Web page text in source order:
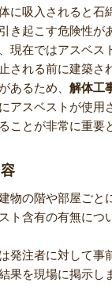
に吸入されると石
き起こす危険性が
現在ではアスベス
される前に建築さ
あるため、 解体工
アスベストが使用
ことが非常に重要
物の階や部屋ごと
ト含有の有無につ
発注者に対して事
果を現場に掲示し